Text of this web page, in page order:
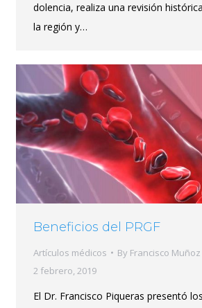
dolencia, realiza una revisión
la región y…
Beneficios del PRGF
Artículos médicos By Francisco
2 febrero, 2019
El Dr. Francisco Piqueras presentó